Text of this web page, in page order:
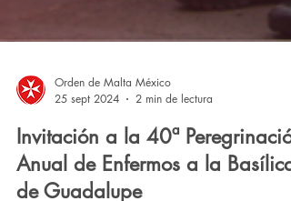
Orden de Malta México
25 sept 2024
2 min de lectura
Invitación a la 40ª Peregrinación